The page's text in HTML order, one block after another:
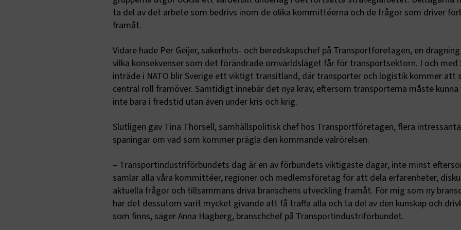
ta del av det arbete som bedrivs inom de olika kommittéerna och de frågor som driver
framåt.
Vidare hade Per Geijer, säkerhets- och beredskapschef på Transportföretagen, en
vilka konsekvenser som det förändrade omvärldsläget får för transportsektorn. I och med
inträde i NATO blir Sverige ett viktigt transitland, där transporter och logistik kommer att
central roll framöver. Samtidigt innebär det nya krav, eftersom transporterna måste kunna
inte bara i fredstid utan även under kris och krig.
Slutligen gav Tina Thorsell, samhällspolitisk chef hos Transportföretagen, flera intressanta
spaningar om vad som kommer prägla den kommande valrörelsen.
– Transportindustriförbundets dag är en av förbundets viktigaste dagar, inte minst
samlar alla våra kommittéer, regioner och medlemsföretag för att dela erfarenheter,
aktuella frågor och tillsammans driva branschens utveckling framåt. För mig som ny
har det dessutom varit mycket givande att få träffa alla och ta del av den kunskap och
som finns, säger Anna Hagberg, branschchef på Transportindustriförbundet.
fungerar inte korrekt utan dessa kakor.
.AspNetCore.Session transportforetagen.se Session
Används av webbplatsens
funktioner.
.AspNetCore.AuthCookie
transportforetagen.se 1 år
Används för att hålla
inloggade och ge korrekta
CookieScriptConsent
CookieScript
www.transportforetagen.se
2
Denna cookie används av
korrekt.
ARRAffinity
Microsoft Corporation
belastningsbalansering för
säkerställa att
förfrågningar dirigeras till
server i varje
.EPiForm_BID
www.transportforetagen.se
månader
4 veckor
Denna cookie är för att
webbläsare från andra
som en besökare använder
surfar på internet. Om en
Google Privacy Policy